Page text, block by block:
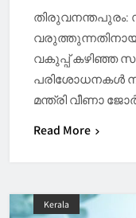
തിരുവനന്തപുരം:
വകുപ്പ് കഴിഞ്ഞ
പരിശോധനകള്‍
മന്ത്രി വീണാ
Read More
Kerala